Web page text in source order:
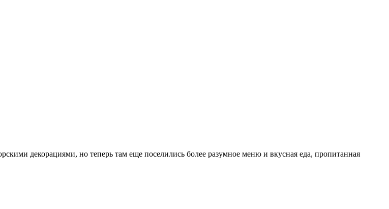
декорациями, но теперь там еще поселились более разумное меню и вкусная еда, пропитанная